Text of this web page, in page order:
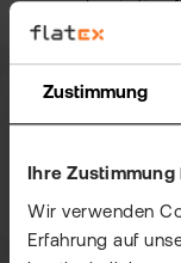
Zustimmung
Ihre
Wir verwenden
Erfahrung auf
Inspiration
Mit der